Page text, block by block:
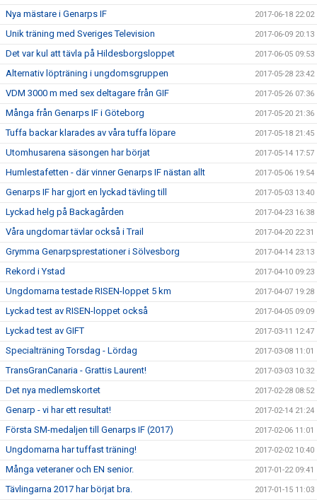
Nya mästare i Genarps IF 2017-06-18 22:02
Unik träning med Sveriges Television 2017-06-09 20:13
Det var kul att tävla på Hildesborgsloppet 2017-06-05 09:53
Alternativ löpträning i ungdomsgruppen 2017-05-28 23:42
VDM 3000 m med sex deltagare från GIF 2017-05-26 07:36
Många från Genarps IF i Göteborg 2017-05-20 21:36
Tuffa backar klarades av våra tuffa löpare 2017-05-18 21:45
Utomhusarena säsongen har börjat 2017-05-14 17:57
Humlestafetten - där vinner Genarps IF nästan allt 2017-05-06 19:54
Genarps IF har gjort en lyckad tävling till 2017-05-03 13:40
Lyckad helg på Backagården 2017-04-23 16:38
Våra ungdomar tävlar också i Trail 2017-04-20 22:31
Grymma Genarpsprestationer i Sölvesborg 2017-04-14 23:13
Rekord i Ystad 2017-04-10 09:23
Ungdomarna testade RISEN-loppet 5 km 2017-04-07 19:28
Lyckad test av RISEN-loppet också 2017-04-05 09:09
Lyckad test av GIFT 2017-03-11 12:47
Specialträning Torsdag - Lördag 2017-03-08 11:01
TransGranCanaria - Grattis Laurent! 2017-03-03 10:32
Det nya medlemskortet 2017-02-28 08:52
Genarp - vi har ett resultat! 2017-02-14 21:24
Första SM-medaljen till Genarps IF (2017) 2017-02-06 11:01
Ungdomarna har tuffast träning! 2017-02-02 10:40
Många veteraner och EN senior. 2017-01-22 09:41
Tävlingarna 2017 har börjat bra. 2017-01-15 11:03